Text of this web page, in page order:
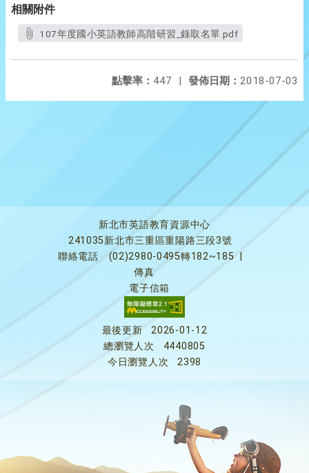
相關附件
107年度國小英語教師高階研習_錄取名單.pdf
發佈日期： 2018-07-03
點擊率： 447 |
新北市英語教育資源中心
241035新北市三重區重陽路三段3號
聯絡電話
(02)2980-0495轉182~185
傳真
電子信箱
最後更新
2026-01-12
總瀏覽人次
4440805
今日瀏覽人次
2398